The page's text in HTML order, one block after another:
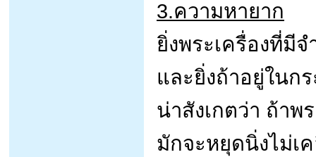
3.ความหายาก
ยิ่งพระเครื่องที่มี
และยิ่งถ้าอยู่ในก
น่าสังเกตว่า ถ้าพ
มักจะหยุดนิ่งไม่เ